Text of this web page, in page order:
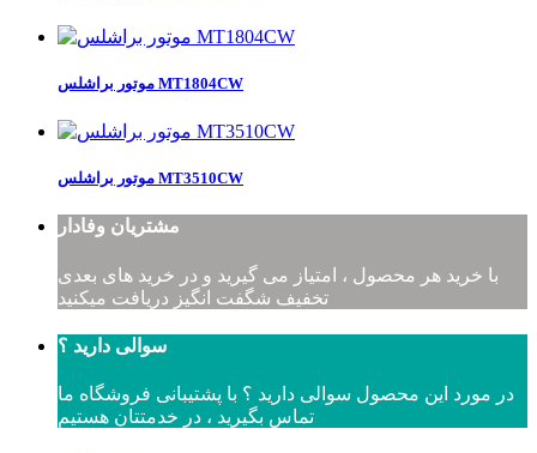
موتور براشلس MT1804CW
موتور براشلس MT3510CW
مشتریان وفادار
با خرید هر محصول ، امتیاز می گیرید و در خرید های بعدی
تخفیف شگفت انگیز دریافت میکنید
سوالی دارید ؟
در مورد این محصول سوالی دارید ؟ با پشتیبانی فروشگاه ما
تماس بگیرید ، در خدمتتان هستیم